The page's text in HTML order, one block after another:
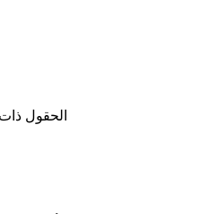
الحقول